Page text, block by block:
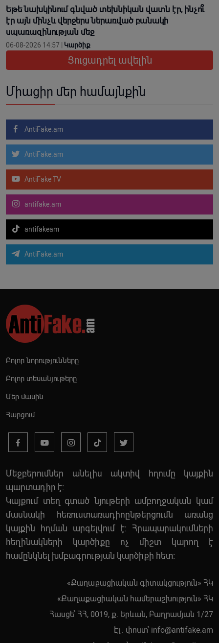
Եթե նախկինում գնված տեխնիկան վատն էր, ինչո՞ւ
էր այն մինչև վերջերս ներառված բանակի
սպառազինության մեջ
06-08-2026 14:57 | Կարծիք
Ցուցադրել ավելին
Միացիր մեր համայնքին
AntiFake.am
AntiFake.am
AntiFake TV
antifake.am
antifakeam
AntiFake.am
Բոլոր նորությունները
Բոլոր տեսանյութերը
Մեր մասին
Հարցում
Մեջբերումներ անելիս ակտիվ հղումը կայքին
պարտադիր է:
Կայքում տեղ գտած նյութերի ամբողջական կամ
մասնակի հեռուստառադիոընթերցումն առանց
կայքին հղման արգելվում է: Հրապարակումների
հեղինակների կարծիքը ոչ միշտ կարող է
համընկնել խմբագրության կարծիքի հետ:
«Քաղաքացիական գիտակցություն» ՀԿ
«Քաղաքացիական համերաշխություն» ՀԿ
Հասցե՝ ՀՀ, 0019, ք. Երևան, Բաղրամյան 1/27
Էլ. փոստ՝ info@antifake.am